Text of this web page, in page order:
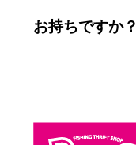
お持ちですか